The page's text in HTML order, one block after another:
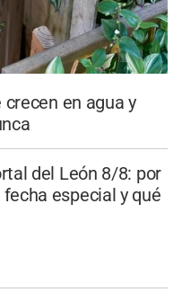
en agua y
del León 8/8: por
especial y qué